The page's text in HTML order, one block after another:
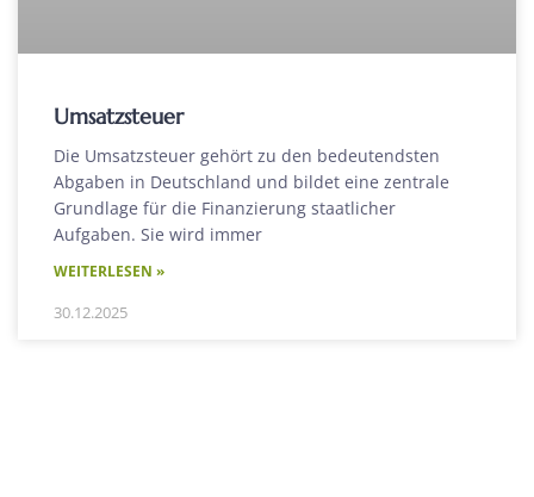
Umsatzsteuer
Die Umsatzsteuer gehört zu den bedeutendsten
Abgaben in Deutschland und bildet eine zentrale
Grundlage für die Finanzierung staatlicher
Aufgaben. Sie wird immer
WEITERLESEN »
30.12.2025